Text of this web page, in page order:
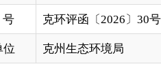
局：
于审批〈克州阿合奇县集中供